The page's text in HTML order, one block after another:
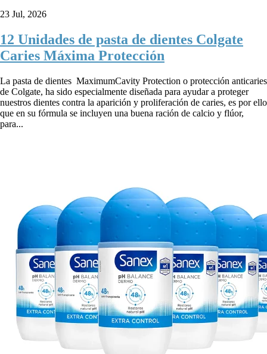
23 Jul, 2026
12 Unidades de pasta de dientes Colgate
Caries Máxima Protección
La pasta de dientes MaximumCavity Protection o protección anticaries
de Colgate, ha sido especialmente diseñada para ayudar a proteger
nuestros dientes contra la aparición y proliferación de caries, es por ello
que en su fórmula se incluyen una buena ración de calcio y flúor,
para...